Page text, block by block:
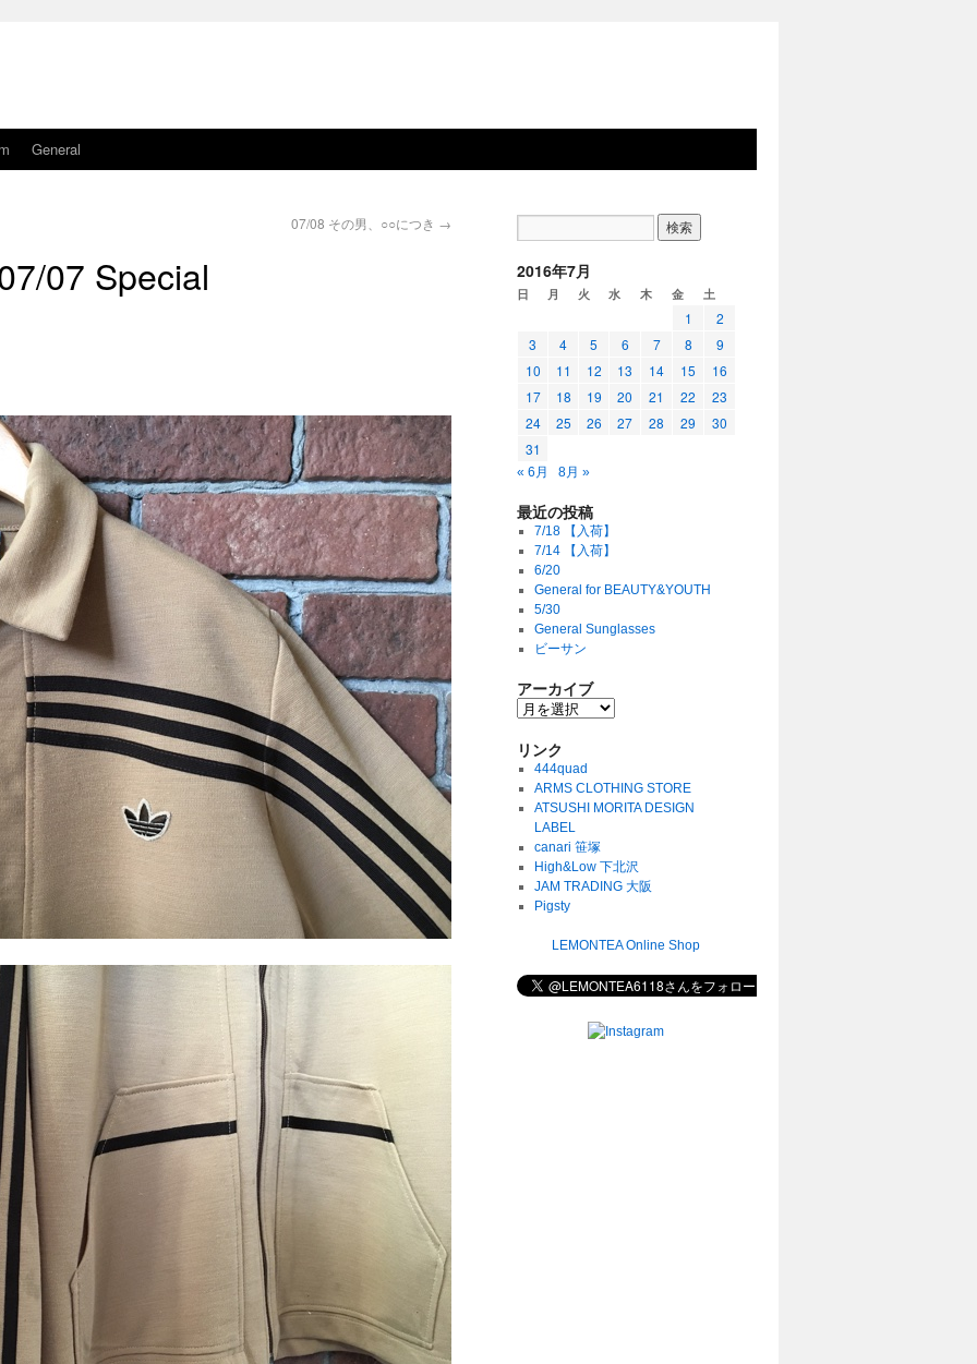
General
07/08 その男、○○につき →
07 Special 2016年7月
日 月 火 水 木 金 土
1
2
3
4 5 6 7 8
9
10
11 12 13 14 15
16
17
18 19 20 21 22
23
24
25 26 27 28 29
30
31
« 6月 8月 »
最近の投稿
7/18 【入荷】
7/14 【入荷】
6/20
General for BEAUTY&YOUTH
5/30
General Sunglasses
ビーサン
アーカイブ
リンク
444quad
ARMS CLOTHING STORE
ATSUSHI MORITA DESIGN
LABEL
canari 笹塚
High&Low 下北沢
JAM TRADING 大阪
Pigsty
LEMONTEA Online Shop